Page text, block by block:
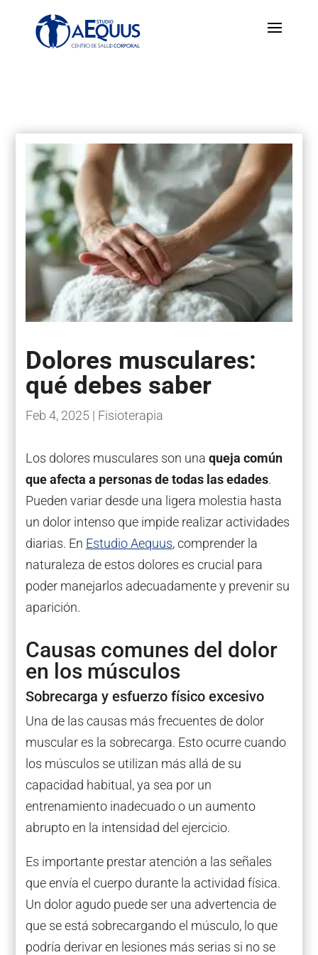
Dolores musculares:
qué debes saber
Feb 4, 2025| Fisioterapia
Los dolores musculares son una queja común
que afecta a personas de todas las edades.
Pueden variar desde una ligera molestia hasta
un dolor intenso que impide realizar actividades
diarias. En Estudio Aequus, comprender la
naturaleza de estos dolores es crucial para
poder manejarlos adecuadamente y prevenir su
aparición.
Causas comunes del dolor
en los músculos
Sobrecarga y esfuerzo físico excesivo
Una de las causas más frecuentes de dolor
muscular es la sobrecarga. Esto ocurre cuando
los músculos se utilizan más allá de su
capacidad habitual, ya sea por un
entrenamiento inadecuado o un aumento
abrupto en la intensidad del ejercicio.
Es importante prestar atención a las señales
que envía el cuerpo durante la actividad física.
Un dolor agudo puede ser una advertencia de
que se está sobrecargando el músculo, lo que
podría derivar en lesiones más serias si no se